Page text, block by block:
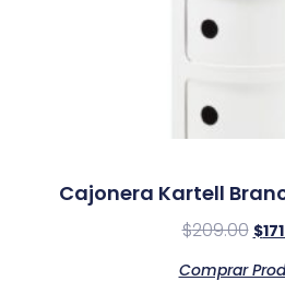
Cajonera Kartell
$209.00 $
Comprar